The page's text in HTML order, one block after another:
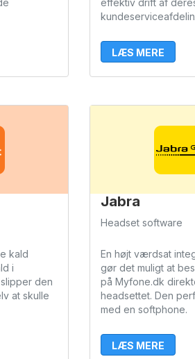
effektiv drift af
LÆS MERE
kald
i
den
at skulle
Jabra
Headset software
En højt værdsat
gør det muligt at
på Myfone.dk
headsettet. Den
med en softphone.
LÆS MERE